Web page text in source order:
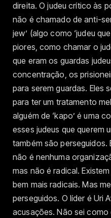
direita. O judeu crítico às
não é chamado de anti-
jew’ (algo como ‘judeu
piores, como chamar o
que eram os guardas
concentração, os
para serem guardas. Eles
para ter um tratamento
alguém de ‘kapo’ é uma
esses judeus que querem
também são perseguidos.
não é nenhuma
mas não é radical.
bem mais radicais. Mas
perseguidos. O líder é Uri
acusações. Não sei